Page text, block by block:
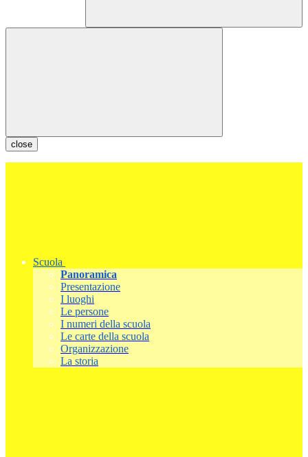
close
Scuola
Panoramica
Presentazione
I luoghi
Le persone
I numeri della scuola
Le carte della scuola
Organizzazione
La storia